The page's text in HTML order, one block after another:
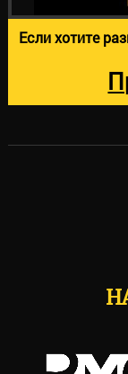
Если хотите